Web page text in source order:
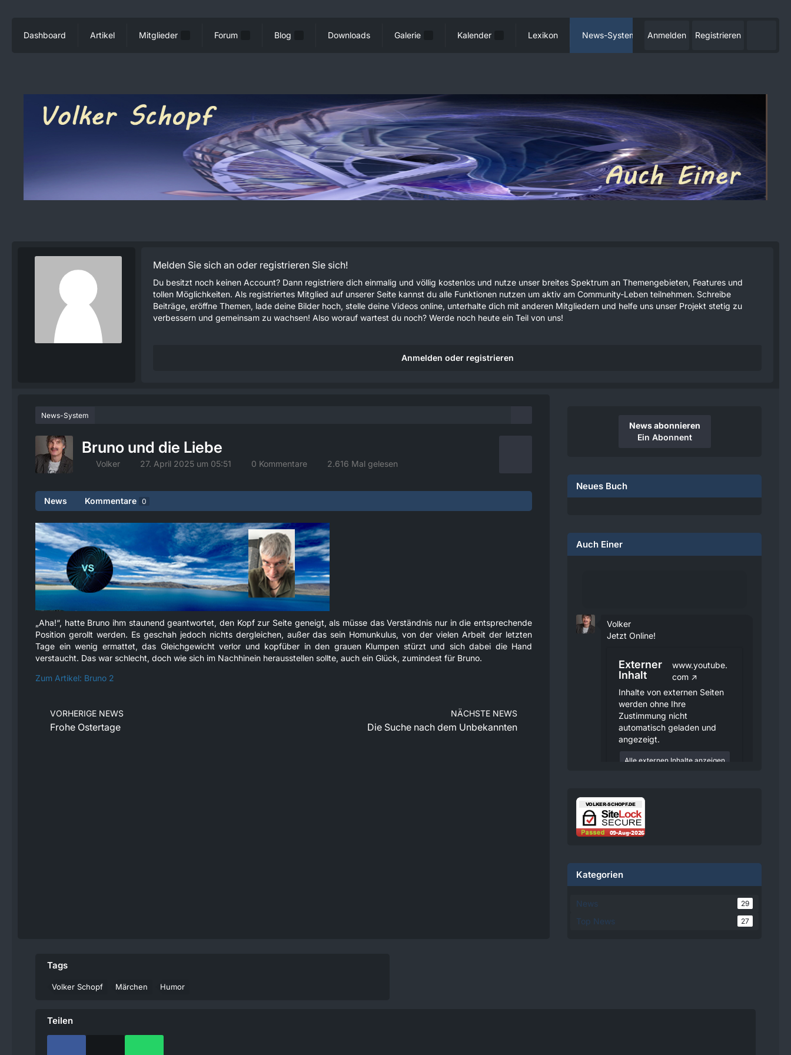
Dashboard Artikel Mitglieder Forum Blog Downloads Galerie Kalender Lexikon News-System Anmelden Registrieren
Melden Sie sich an oder registrieren Sie sich!
Du besitzt noch keinen Account? Dann registriere dich einmalig und völlig kostenlos und nutze unser breites Spektrum an Themengebieten, Features und
tollen Möglichkeiten. Als registriertes Mitglied auf unserer Seite kannst du alle Funktionen nutzen um aktiv am Community-Leben teilnehmen. Schreibe
Beiträge, eröffne Themen, lade deine Bilder hoch, stelle deine Videos online, unterhalte dich mit anderen Mitgliedern und helfe uns unser Projekt stetig zu
verbessern und gemeinsam zu wachsen! Also worauf wartest du noch? Werde noch heute ein Teil von uns!
Anmelden oder registrieren
News-System
Bruno und die Liebe
Volker 27. April 2025 um 05:51 0 Kommentare 2.616 Mal gelesen
News Kommentare 0
„Aha!“, hatte Bruno ihm staunend geantwortet, den Kopf zur Seite geneigt, als müsse das Verständnis nur in die entsprechende
Position gerollt werden. Es geschah jedoch nichts dergleichen, außer das sein Homunkulus, von der vielen Arbeit der letzten
Tage ein wenig ermattet, das Gleichgewicht verlor und kopfüber in den grauen Klumpen stürzt und sich dabei die Hand
verstaucht. Das war schlecht, doch wie sich im Nachhinein herausstellen sollte, auch ein Glück, zumindest für Bruno.
Zum Artikel: Bruno 2
VORHERIGE NEWS
Frohe Ostertage
NÄCHSTE NEWS
Die Suche nach dem Unbekannten
News abonnieren
Ein Abonnent
Neues Buch
Auch Einer
Volker
Jetzt Online!
Externer
Inhalt
www.youtube.
com
Inhalte von externen Seiten
werden ohne Ihre
Zustimmung nicht
automatisch geladen und
angezeigt.
Alle externen Inhalte anzeigen
damit einverstanden, dass
personenbezogene Daten an
Drittplattformen übermittelt
werden. Mehr Informationen
08:25
Jetzt Online!
Kategorien
News 29
Top News 27
Tags
Volker Schopf Märchen Humor
Teilen